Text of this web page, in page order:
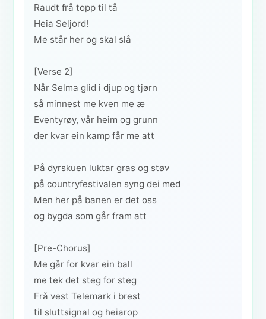
Raudt frå topp til tå
Heia Seljord!
Me står her og skal slå
[Verse 2]
Når Selma glid i djup og tjørn
så minnest me kven me æ
Eventyrøy, vår heim og grunn
der kvar ein kamp får me att
På dyrskuen luktar gras og støv
på countryfestivalen syng dei med
Men her på banen er det oss
og bygda som går fram att
[Pre-Chorus]
Me går for kvar ein ball
me tek det steg for steg
Frå vest Telemark i brest
til sluttsignal og heiarop